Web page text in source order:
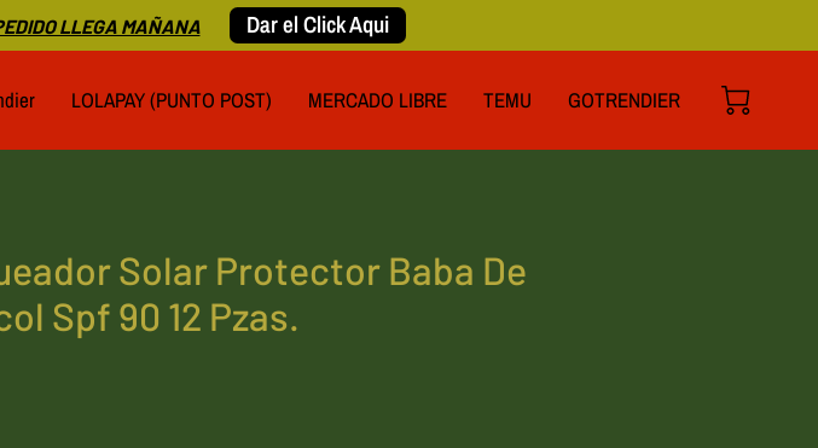
LLEGA MAÑANA Dar el Click Aqui
LOLAPAY (PUNTO POST) MERCADO LIBRE TEMU GOTRENDIER
Solar Protector Baba De
Spf 90 12 Pzas.